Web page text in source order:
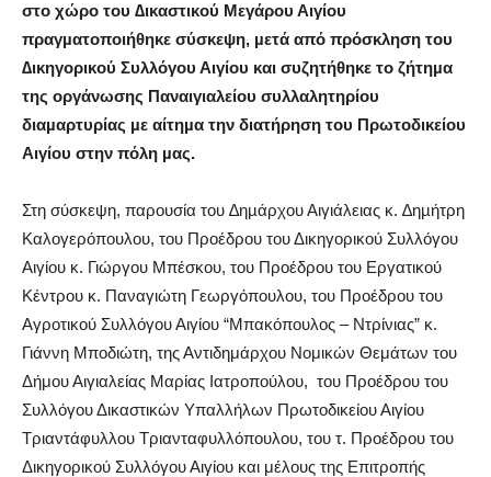
στο χώρο του ∆ικαστικού Μεγάρου Αιγίου
πραγµατοποιήθηκε σύσκεψη, µετά από πρόσκληση του
∆ικηγορικού Συλλόγου Αιγίου και συζητήθηκε το ζήτηµα
της οργάνωσης Παναιγιαλείου συλλαλητηρίου
διαµαρτυρίας µε αίτηµα την διατήρηση του Πρωτοδικείου
Αιγίου στην πόλη µας.
Στη σύσκεψη, παρουσία του ∆ηµάρχου Αιγιάλειας κ. ∆ηµήτρη
Καλογερόπουλου, του Προέδρου του Δικηγορικού Συλλόγου
Αιγίου κ. Γιώργου Μπέσκου, του Προέδρου του Εργατικού
Κέντρου κ. Παναγιώτη Γεωργόπουλου, του Προέδρου του
Αγροτικού Συλλόγου Αιγίου “Μπακόπουλος – Ντρίνιας” κ.
Γιάννη Μποδιώτη, της Αντιδημάρχου Νομικών Θεμάτων του
Δήμου Αιγιαλείας Μαρίας Ιατροπούλου, του Προέδρου του
Συλλόγου Δικαστικών Υπαλλήλων Πρωτοδικείου Αιγίου
Τριαντάφυλλου Τριανταφυλλόπουλου, του τ. Προέδρου του
Δικηγορικού Συλλόγου Αιγίου και μέλους της Επιτροπής